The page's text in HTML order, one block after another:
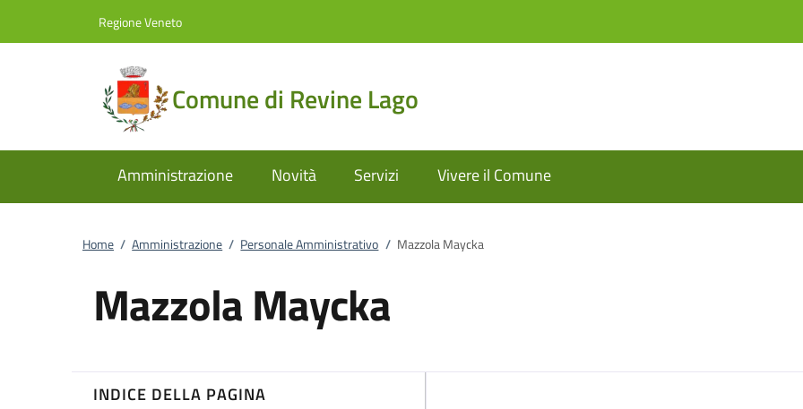
Regione Veneto
Comune di Revine Lago
Amministrazione Novità Servizi Vivere il Comune
Home / Amministrazione / Personale Amministrativo / Mazzola Maycka
Mazzola Maycka
INDICE DELLA PAGINA